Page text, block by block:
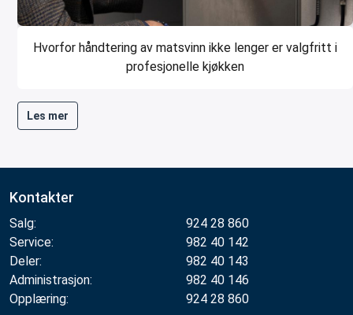
Hvorfor håndtering av matsvinn ikke lenger er valgfritt i
profesjonelle kjøkken
Les mer
Kontakter
Salg:
924 28 860
Service:
982 40 142
Deler:
982 40 143
Administrasjon:
982 40 146
Opplæring:
924 28 860